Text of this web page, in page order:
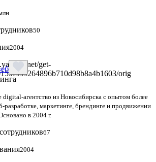
50
2004
digital-агентство из Новосибирска с опытом более
разработке, маркетинге, брендинге и продвижении
в 2004 г.
67
2004